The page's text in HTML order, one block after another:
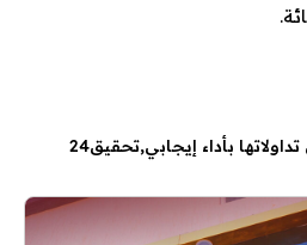
بأداء إيجابي تحقيق24